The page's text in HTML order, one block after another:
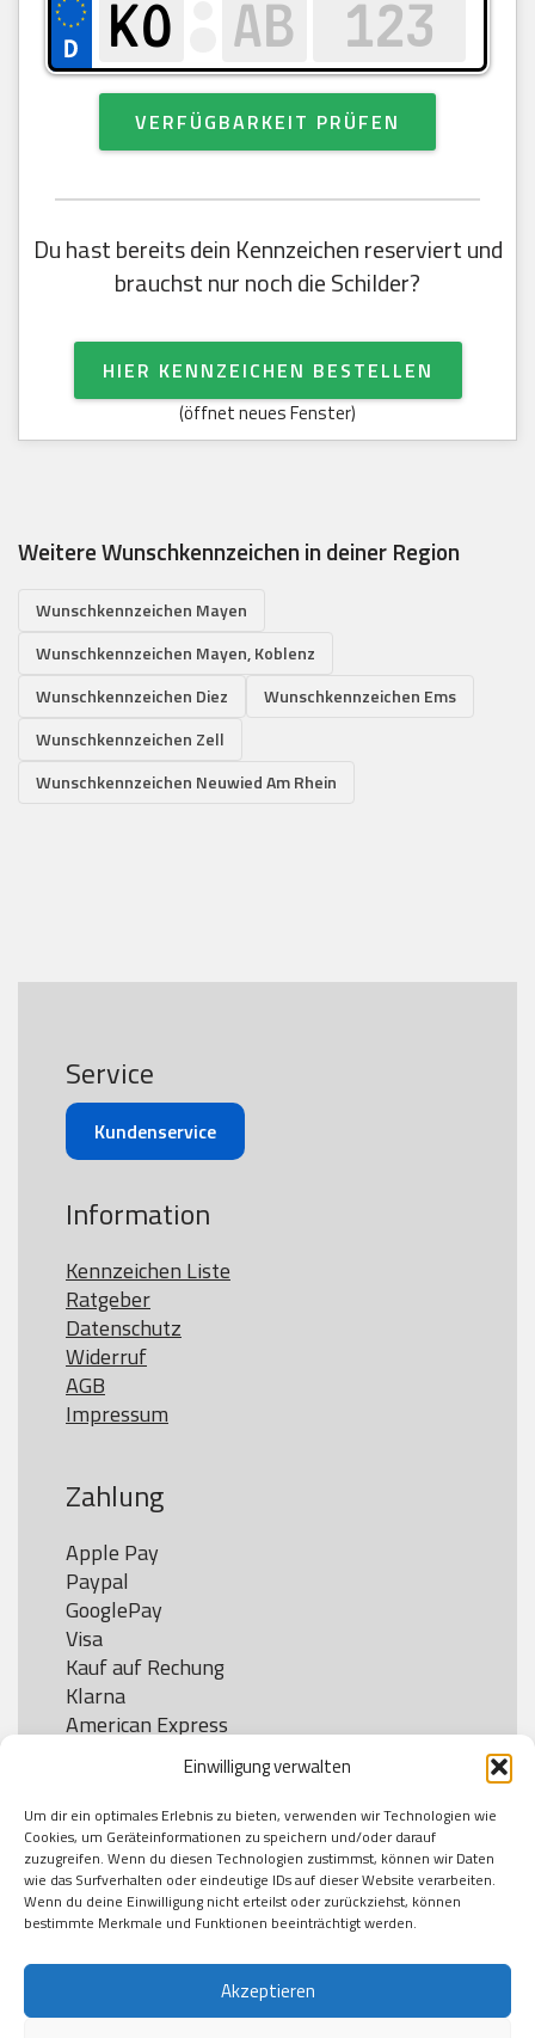
Einwilligung verwalten
Um dir ein optimales Erlebnis zu bieten, verwenden wir Technologien wie
Cookies, um Geräteinformationen zu speichern und/oder darauf
zuzugreifen. Wenn du diesen Technologien zustimmst, können wir Daten
wie das Surfverhalten oder eindeutige IDs auf dieser Website verarbeiten.
Wenn du deine Einwilligung nicht erteilst oder zurückziehst, können
bestimmte Merkmale und Funktionen beeinträchtigt werden.
Akzeptieren
VERFÜGBARKEIT PRÜFEN
Du hast bereits dein Kennzeichen reserviert und
brauchst nur noch die Schilder?
HIER KENNZEICHEN BESTELLEN
(öffnet neues Fenster)
Weitere Wunschkennzeichen in deiner Region
Wunschkennzeichen Mayen
Wunschkennzeichen Mayen, Koblenz
Wunschkennzeichen Diez
Wunschkennzeichen Ems
Wunschkennzeichen Zell
Wunschkennzeichen Neuwied Am Rhein
Service
Kundenservice
Information
Kennzeichen Liste
Ratgeber
Datenschutz
Widerruf
AGB
Impressum
Zahlung
Apple Pay
Paypal
GooglePay
Visa
Kauf auf Rechung
Klarna
American Express
Versand
DHL
Klimaneutral